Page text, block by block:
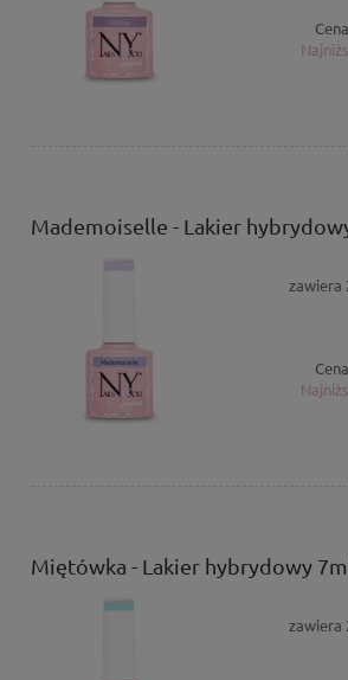
Mademoiselle - Lakier
zawiera
Miętówka - Lakier hybrydowy
zawiera